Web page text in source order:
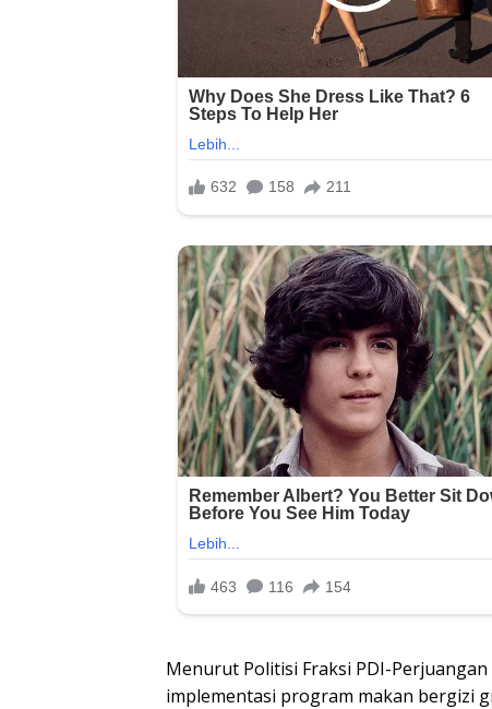
Menurut Politisi Fraksi PDI-
implementasi program makan bergizi